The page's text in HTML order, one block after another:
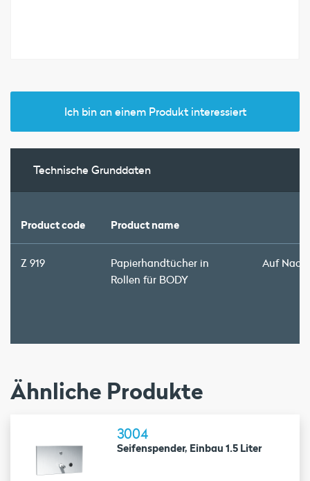
Ich bin an einem Produkt interessiert
Technische Grunddaten
Product code Product name
Z 919
Papierhandtücher in
Rollen für BODY
Auf
Ähnliche Produkte
3004
Seifenspender, Einbau 1.5 Liter